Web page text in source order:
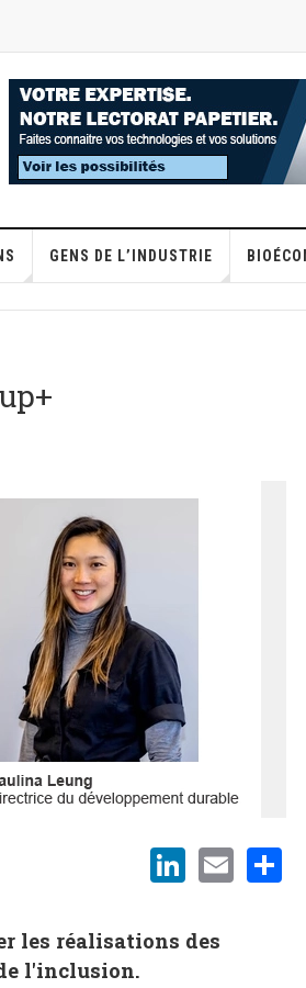
GENS DE L’INDUSTRIE
LinkedIn
Email
les réalisations des
l'inclusion.